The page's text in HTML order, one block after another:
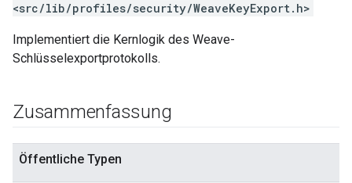
<src/lib/profiles/security/WeaveKeyExport.h>
Implementiert die Kernlogik des Weave-
Schlüsselexportprotokolls.
Zusammenfassung
Öffentliche Typen